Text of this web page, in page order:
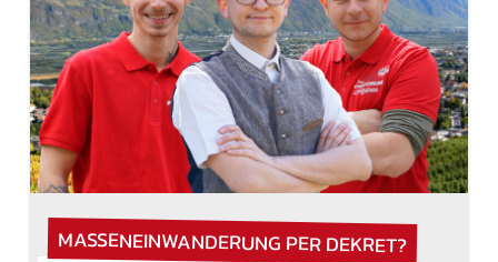
MASSENEINWANDERUNG PER DEKRET?